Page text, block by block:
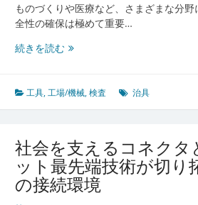
ものづくりや医療など、さまざまな分
全性の確保は極めて重要…
続きを読む品
安
全
る
た
め
の
工具,工場/機械,検査 治具
社会を支えるコネクタ
ット最先端技術が切り
の接続環境